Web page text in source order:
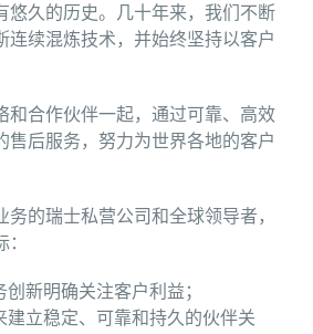
悠久的历史。几十年来，我们不断
连续混炼技术，并始终坚持以客户
和合作伙伴一起，通过可靠、高效
售后服务，努力为世界各地的客户
的瑞士私营公司和全球领导者，
新明确关注客户利益；
建立稳定、可靠和持久的伙伴关